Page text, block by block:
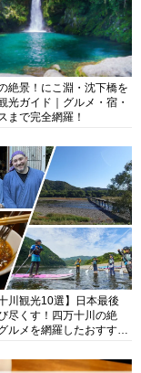
絶景！にこ淵・沈下橋を
光ガイド｜グルメ・宿・
まで完全網羅！
川観光10選】日本最後
尽くす！四万十川の絶
ルメを網羅したおすすめ